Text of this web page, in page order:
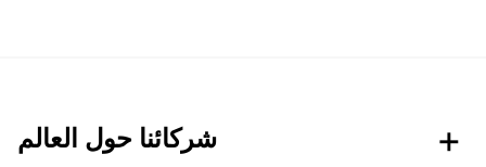
شركائنا حول العالم